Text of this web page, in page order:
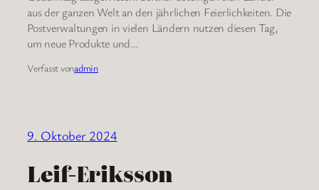
aus der ganzen Welt an den jährlichen Feierlichkeiten. Die
Postverwaltungen in vielen Ländern nutzen diesen Tag,
um neue Produkte und…
Verfasst vonadmin
9. Oktober 2024
Leif-Eriksson